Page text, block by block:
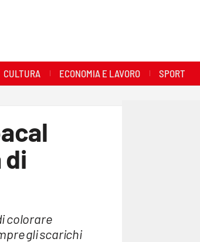
CULTURA ECONOMIA E LAVORO SPORT
colorare
gli scarichi